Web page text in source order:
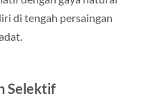
di tengah persaingan
Selektif